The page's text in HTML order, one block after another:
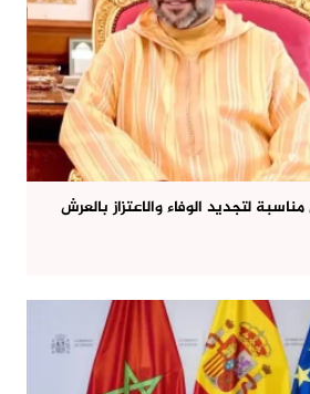
لتجديد الوفاء والاعتزاز بالعرش